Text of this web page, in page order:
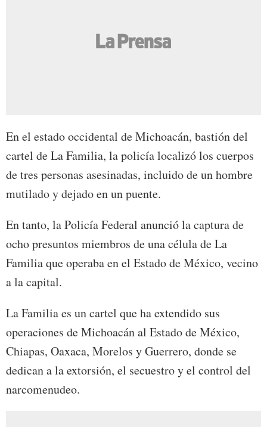
En el estado occidental de Michoacán, bastión del
cartel de La Familia, la policía localizó los cuerpos
de tres personas asesinadas, incluido de un hombre
mutilado y dejado en un puente.
En tanto, la Policía Federal anunció la captura de
ocho presuntos miembros de una célula de La
Familia que operaba en el Estado de México, vecino
a la capital.
La Familia es un cartel que ha extendido sus
operaciones de Michoacán al Estado de México,
Chiapas, Oaxaca, Morelos y Guerrero, donde se
dedican a la extorsión, el secuestro y el control del
narcomenudeo.